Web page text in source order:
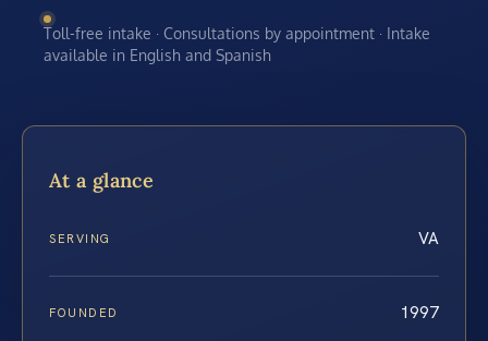
Toll-free intake · Consultations by appointment · Intake
available in English and Spanish
At a glance
SERVING VA
FOUNDED 1997